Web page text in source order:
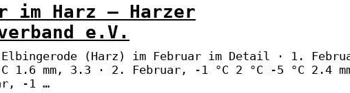
im Harz – Harzer
e.V.
(Harz) im Februar im Detail · 1.
1.6 mm, 3.3 · 2. Februar, -1 °C 2 °C -5 °C 2.4
-1 …